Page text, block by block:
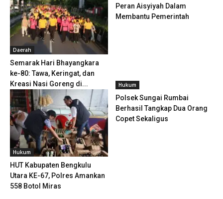
Daerah
Semarak Hari Bhayangkara
ke-80: Tawa, Keringat, dan
Kreasi Nasi Goreng di...
Peran Aisyiyah Dalam
Membantu Pemerintah
Hukum
HUT Kabupaten Bengkulu
Utara KE-67, Polres Amankan
558 Botol Miras
Hukum
Polsek Sungai Rumbai
Berhasil Tangkap Dua Orang
Copet Sekaligus